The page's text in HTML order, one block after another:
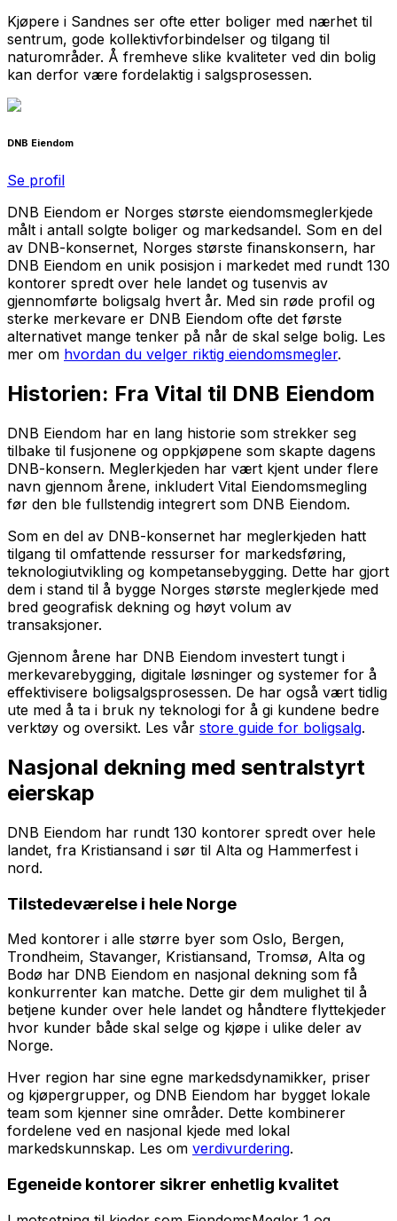
Kjøpere i Sandnes ser ofte etter boliger med nærhet til
sentrum, gode kollektivforbindelser og tilgang til
naturområder. Å fremheve slike kvaliteter ved din bolig
kan derfor være fordelaktig i salgsprosessen.
DNB Eiendom
Se profil
DNB Eiendom er Norges største eiendomsmeglerkjede
målt i antall solgte boliger og markedsandel. Som en del
av DNB-konsernet, Norges største finanskonsern, har
DNB Eiendom en unik posisjon i markedet med rundt 130
kontorer spredt over hele landet og tusenvis av
gjennomførte boligsalg hvert år. Med sin røde profil og
sterke merkevare er DNB Eiendom ofte det første
alternativet mange tenker på når de skal selge bolig. Les
mer om hvordan du velger riktig eiendomsmegler.
Historien: Fra Vital til DNB Eiendom
DNB Eiendom har en lang historie som strekker seg
tilbake til fusjonene og oppkjøpene som skapte dagens
DNB-konsern. Meglerkjeden har vært kjent under flere
navn gjennom årene, inkludert Vital Eiendomsmegling
før den ble fullstendig integrert som DNB Eiendom.
Som en del av DNB-konsernet har meglerkjeden hatt
tilgang til omfattende ressurser for markedsføring,
teknologiutvikling og kompetansebygging. Dette har gjort
dem i stand til å bygge Norges største meglerkjede med
bred geografisk dekning og høyt volum av
transaksjoner.
Gjennom årene har DNB Eiendom investert tungt i
merkevarebygging, digitale løsninger og systemer for å
effektivisere boligsalgsprosessen. De har også vært tidlig
ute med å ta i bruk ny teknologi for å gi kundene bedre
verktøy og oversikt. Les vår store guide for boligsalg.
Nasjonal dekning med sentralstyrt
eierskap
DNB Eiendom har rundt 130 kontorer spredt over hele
landet, fra Kristiansand i sør til Alta og Hammerfest i
nord.
Tilstedeværelse i hele Norge
Med kontorer i alle større byer som Oslo, Bergen,
Trondheim, Stavanger, Kristiansand, Tromsø, Alta og
Bodø har DNB Eiendom en nasjonal dekning som få
konkurrenter kan matche. Dette gir dem mulighet til å
betjene kunder over hele landet og håndtere flyttekjeder
hvor kunder både skal selge og kjøpe i ulike deler av
Norge.
Hver region har sine egne markedsdynamikker, priser
og kjøpergrupper, og DNB Eiendom har bygget lokale
team som kjenner sine områder. Dette kombinerer
fordelene ved en nasjonal kjede med lokal
markedskunnskap. Les om verdivurdering.
Egeneide kontorer sikrer enhetlig kvalitet